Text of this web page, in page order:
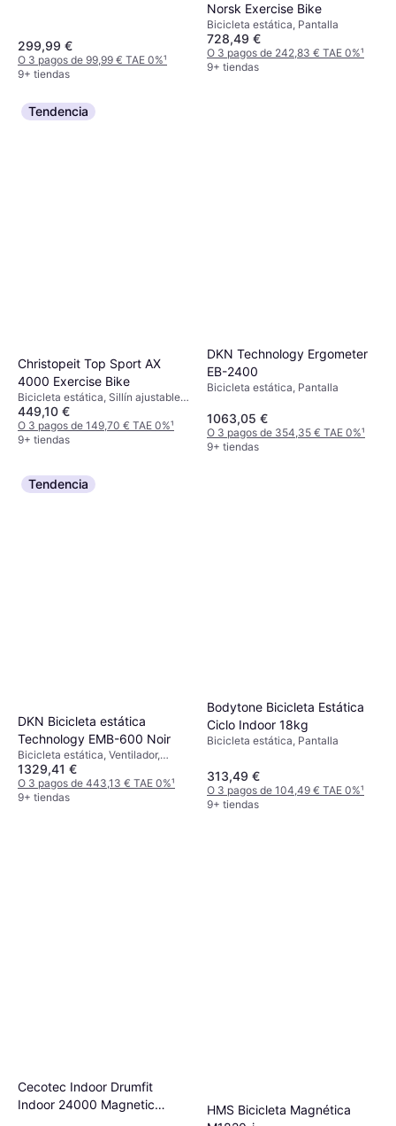
299,99 €
O 3 pagos de 99,99 € TAE 0%¹
9+ tiendas
Norsk Exercise Bike
Bicicleta estática, Pantalla
728,49 €
O 3 pagos de 242,83 € TAE 0%¹
9+ tiendas
Tendencia
Christopeit Top Sport AX
4000 Exercise Bike
Bicicleta estática, Sillín ajustable,
Pantalla, Ruedas de transporte,
Contador de calorías, Monitor de
frecuencia cardíaca, Bluetooth,
449,10 €
O 3 pagos de 149,70 € TAE 0%¹
9+ tiendas
DKN Technology Ergometer
EB-2400
Bicicleta estática, Pantalla
1063,05 €
O 3 pagos de 354,35 € TAE 0%¹
9+ tiendas
Tendencia
DKN Bicicleta estática
Technology EMB-600 Noir
Bicicleta estática, Ventilador,
Receptor inalámbrico de
frecuencia cardíaca, Sillín
ajustable, Ergómetro, Pantalla,
1329,41 €
O 3 pagos de 443,13 € TAE 0%¹
9+ tiendas
Bodytone Bicicleta Estática
Ciclo Indoor 18kg
Bicicleta estática, Pantalla
313,49 €
O 3 pagos de 104,49 € TAE 0%¹
9+ tiendas
Cecotec Indoor Drumfit
Indoor 24000 Magnetic
HMS Bicicleta Magnética